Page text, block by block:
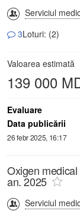
Serviciul
3Loturi: (2)
Valoarea estimată
139 000
Evaluare
Data publicării
26 febr 2025, 16:17
Oxigen
an. 2025
Serviciul